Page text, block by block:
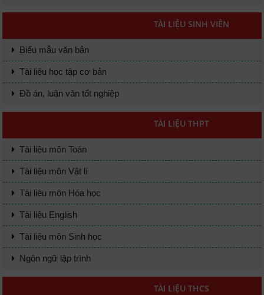
TÀI LIỆU SINH VIÊN
Biểu mẫu văn bản
Tài liệu học tập cơ bản
Đồ án, luận văn tốt nghiệp
TÀI LIỆU THPT
Tài liệu môn Toán
Tài liệu môn Vật lí
Tài liệu môn Hóa học
Tài liệu English
Tài liệu môn Sinh học
Ngôn ngữ lập trình
TÀI LIỆU THCS